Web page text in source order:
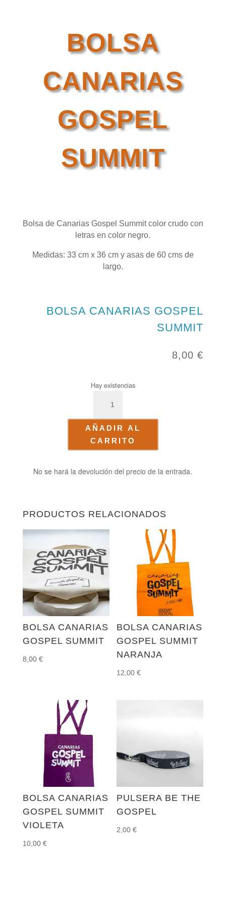
BOLSA
CANARIAS
GOSPEL
SUMMIT
Bolsa de Canarias Gospel Summit color crudo con
letras en color negro.
Medidas: 33 cm x 36 cm y asas de 60 cms de
largo.
BOLSA CANARIAS GOSPEL
SUMMIT
8,00€
Hay existencias
Canarias
Gospel
Summit
cantidad
AÑADIR AL
CARRITO
No se hará la devolución del precio de la entrada.
PRODUCTOS RELACIONADOS
BOLSA CANARIAS
GOSPEL SUMMIT
8,00 €
BOLSA CANARIAS
GOSPEL SUMMIT
NARANJA
12,00€
BOLSA CANARIAS
GOSPEL SUMMIT
VIOLETA
10,00 €
PULSERA BE THE
GOSPEL
2,00€